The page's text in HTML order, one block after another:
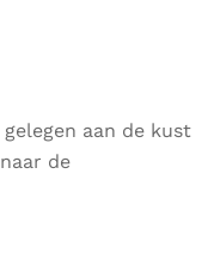
gelegen aan de kust
de